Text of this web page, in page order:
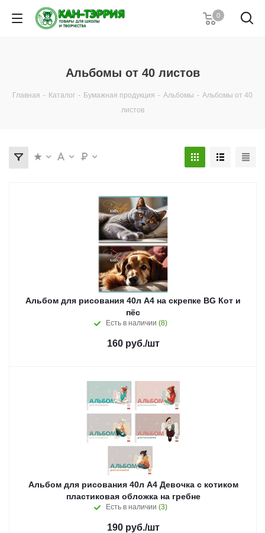
0
Альбомы от 40 листов
Главная - Каталог - Бумажная продукция - Альбомы - Альбомы от 40
листов
Альбом для рисования 40л А4 на скрепке BG Кот и
пёс
Есть в наличии (8)
160руб./шт
Альбом для рисования 40л А4 Девочка с котиком
пластиковая обложка на гребне
Есть в наличии (3)
190руб./шт